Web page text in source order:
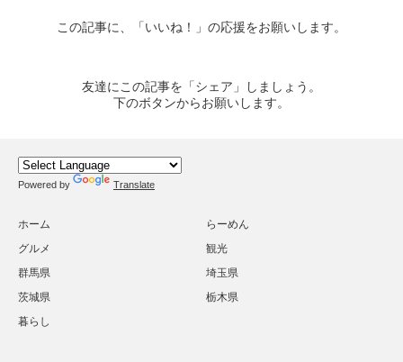
この記事に、「いいね！」の応援をお願いします。
友達にこの記事を「シェア」しましょう。
下のボタンからお願いします。
Powered by Translate
ホーム
らーめん
グルメ
観光
群馬県
埼玉県
茨城県
栃木県
暮らし